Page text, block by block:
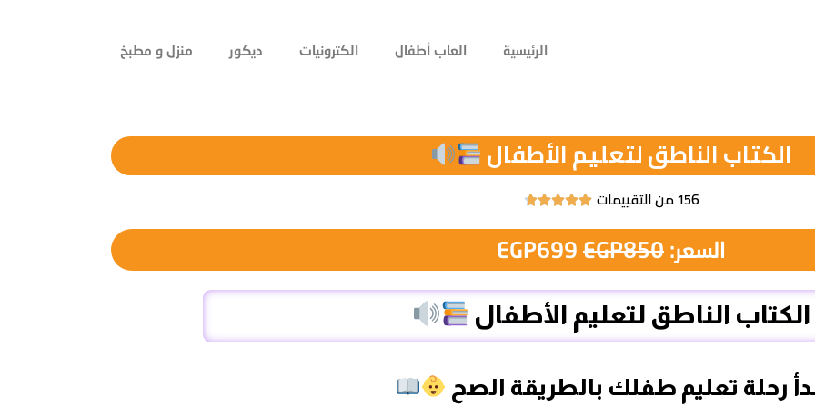
الرئيسية العاب أطفال الكترونيات ديكور منزل و مطبخ
الكتاب الناطق لتعليم الأطفال
156 من التقييمات 




السعر: EGP850
EGP699
الكتاب الناطق لتعليم الأطفال
رحلة تعليم طفلك بالطريقة الصح